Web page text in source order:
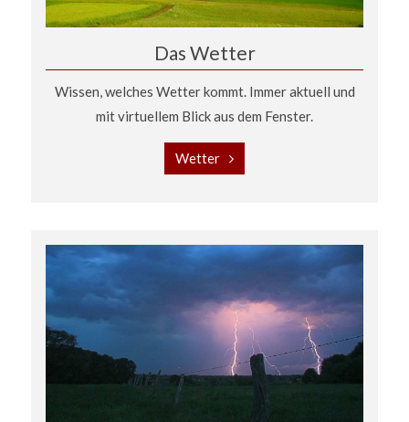
Das Wetter
Wissen, welches Wetter kommt. Immer aktuell und
mit virtuellem Blick aus dem Fenster.
Wetter